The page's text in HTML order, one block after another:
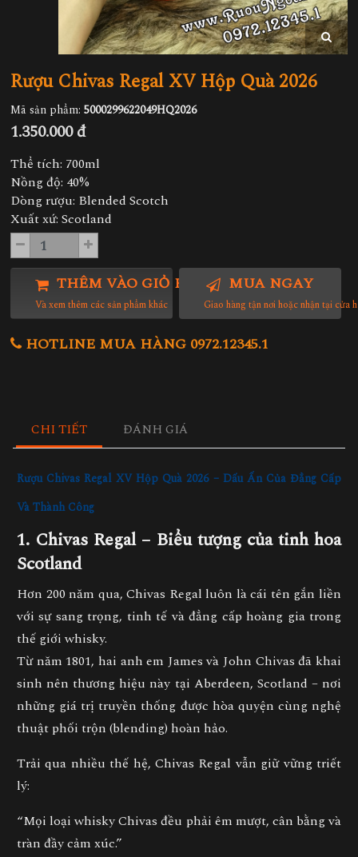
Rượu Chivas Regal XV Hộp Quà 2026
Mã sản phẩm: 5000299622049HQ2026
1.350.000 đ
Thể tích: 700ml
Nồng độ: 40%
Dòng rượu: Blended Scotch
Xuất xứ: Scotland
THÊM VÀO GIỎ HÀNG
Và xem thêm các sản phẩm khác
MUA NGAY
Giao hàng tận nơi hoặc nhận tại cửa
HOTLINE MUA HÀNG 0972.12345.1
CHI TIẾT ĐÁNH GIÁ
Rượu Chivas Regal XV Hộp Quà 2026 – Dấu Ấn Của Đẳng Cấp
Và Thành Công
1. Chivas Regal – Biểu tượng của tinh hoa
Scotland
Hơn 200 năm qua,Chivas Regal luôn là cái tên gắn liền
vớisự sang trọng, tinh tế và đẳng cấp hoàng giatrong
thế giới whisky.
Từ năm 1801, hai anh em James và John Chivas đã khai
sinh nên thương hiệu này tại Aberdeen, Scotland – nơi
những giá trị truyền thống được hòa quyện cùng nghệ
thuật phối trộn (blending) hoàn hảo.
Trải qua nhiều thế hệ, Chivas Regal vẫn giữ vững triết
lý:
“Mọi loại whisky Chivas đều phải êm mượt, cân bằng và
tràn đầy cảm xúc.”